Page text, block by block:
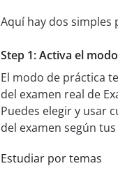
Aquí hay dos simples
Step 1: Activa el
El modo de práctica
del examen real de
Puedes elegir y usar
del examen según
Estudiar por temas